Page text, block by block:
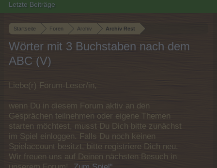
Startseite Foren Archiv Archiv Rest
Wörter mit 3 Buchstaben nach dem
ABC (V)
Liebe(r) Forum-Leser/in,
wenn Du in diesem Forum aktiv an den
Gesprächen teilnehmen oder eigene Themen
starten möchtest, musst Du Dich bitte zunächst
im Spiel einloggen. Falls Du noch keinen
Spielaccount besitzt, bitte registriere Dich neu.
Wir freuen uns auf Deinen nächsten Besuch in
Letzte Beiträge